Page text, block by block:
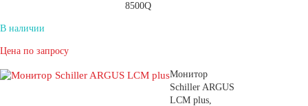
8500Q
В наличии
Цена по запросу
Монитор
Schiller ARGUS
LCM plus,